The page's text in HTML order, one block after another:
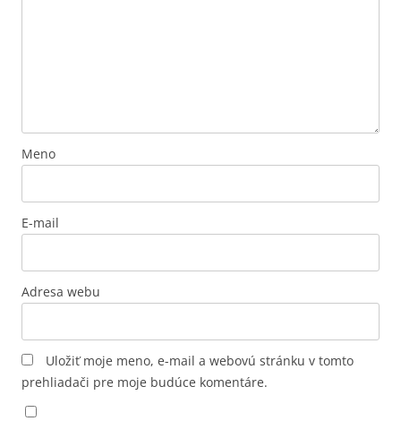
Meno
E-mail
Adresa webu
Uložiť moje meno, e-mail a webovú stránku v tomto
prehliadači pre moje budúce komentáre.